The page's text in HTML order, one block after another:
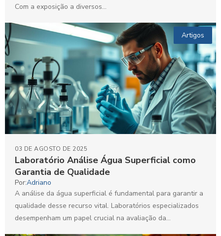
Com a exposição a diversos...
Artigos
Laboratório Análise Água Superficial como
Garantia de Qualidade
03 DE AGOSTO DE 2025
Por:Adriano
A análise da água superficial é fundamental para garantir a
qualidade desse recurso vital. Laboratórios especializados
desempenham um papel crucial na avaliação da